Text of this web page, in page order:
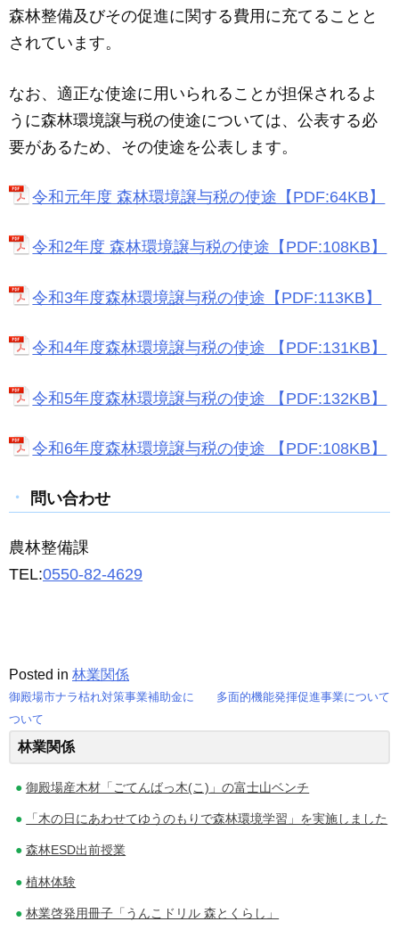
森林整備及びその促進に関する費用に充てることと
されています。
なお、適正な使途に用いられることが担保されるよ
うに森林環境譲与税の使途については、公表する必
要があるため、その使途を公表します。
令和元年度 森林環境譲与税の使途【PDF:64KB】
令和2年度 森林環境譲与税の使途【PDF:108KB】
令和3年度森林環境譲与税の使途【PDF:113KB】
令和4年度森林環境譲与税の使途 【PDF:131KB】
令和5年度森林環境譲与税の使途 【PDF:132KB】
令和6年度森林環境譲与税の使途 【PDF:108KB】
問い合わせ
農林整備課
TEL:0550-82-4629
Posted in 林業関係
投
稿
ナ
ビ
ゲ
ー
シ
御殿場市ナラ枯れ対策事業補助金に
ついて
多面的機能発揮促進事業について
林業関係
御殿場産木材「ごてんばっ木(こ)」の富士山ベンチ
「木の日にあわせてゆうのもりで森林環境学習」を実施しました
森林ESD出前授業
植林体験
林業啓発用冊子「うんこドリル 森とくらし」